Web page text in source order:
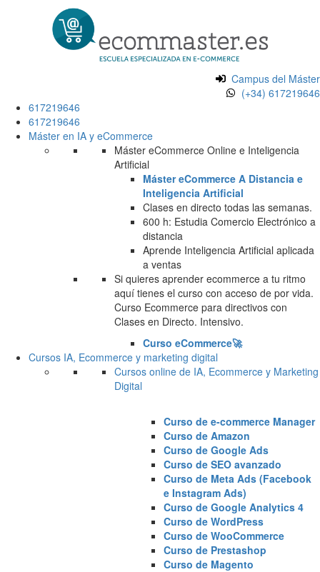
Campus del Máster
(+34) 617219646
617219646
617219646
Máster en IA y eCommerce
Máster eCommerce Online e Inteligencia
Artificial
Máster eCommerce A Distancia e
Inteligencia Artificial
Clases en directo todas las semanas.
600 h: Estudia Comercio Electrónico a
distancia
Aprende Inteligencia Artificial aplicada
a ventas
Si quieres aprender ecommerce a tu ritmo
aquí tienes el curso con acceso de por vida.
Curso Ecommerce para directivos con
Clases en Directo. Intensivo.
Curso eCommerce🚀
Cursos IA, Ecommerce y marketing digital
Cursos online de IA, Ecommerce y Marketing
Digital
Curso de e-commerce Manager
Curso de Amazon
Curso de Google Ads
Curso de SEO avanzado
Curso de Meta Ads (Facebook
e Instagram Ads)
Curso de Google Analytics 4
Curso de WordPress
Curso de WooCommerce
Curso de Prestashop
Curso de Magento